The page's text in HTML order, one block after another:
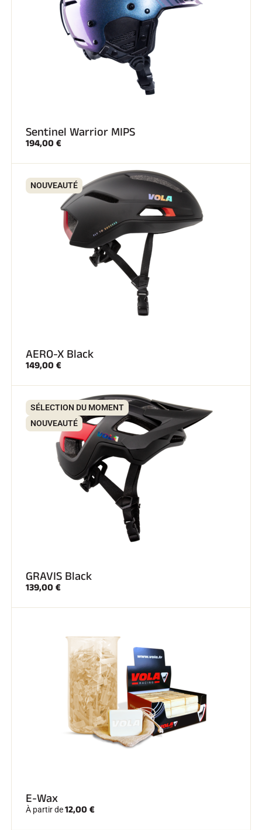
Sentinel Warrior MIPS
194,00 €
NOUVEAUTÉ
AERO-X Black
149,00 €
SÉLECTION DU MOMENT
NOUVEAUTÉ
GRAVIS Black
139,00 €
E-Wax
À partir de12,00 €